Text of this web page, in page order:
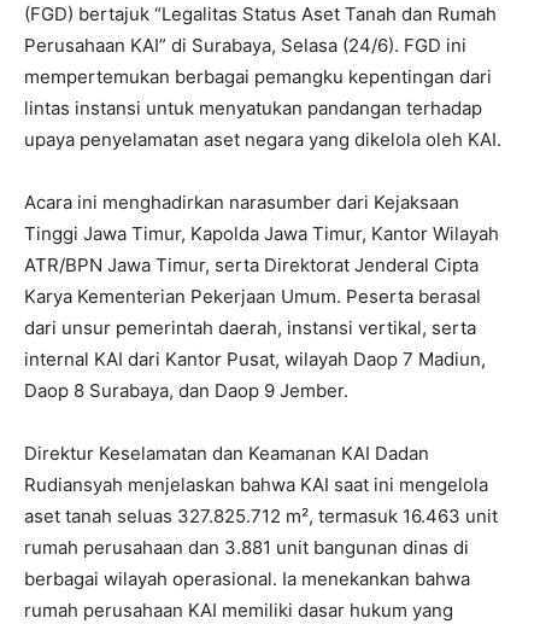
(FGD) bertajuk “Legalitas Status Aset Tanah dan Rumah
Perusahaan KAI” di Surabaya, Selasa (24/6). FGD ini
mempertemukan berbagai pemangku kepentingan dari
lintas instansi untuk menyatukan pandangan terhadap
upaya penyelamatan aset negara yang dikelola oleh KAI.
Acara ini menghadirkan narasumber dari Kejaksaan
Tinggi Jawa Timur, Kapolda Jawa Timur, Kantor Wilayah
ATR/BPN Jawa Timur, serta Direktorat Jenderal Cipta
Karya Kementerian Pekerjaan Umum. Peserta berasal
dari unsur pemerintah daerah, instansi vertikal, serta
internal KAI dari Kantor Pusat, wilayah Daop 7 Madiun,
Daop 8 Surabaya, dan Daop 9 Jember.
Direktur Keselamatan dan Keamanan KAI Dadan
Rudiansyah menjelaskan bahwa KAI saat ini mengelola
aset tanah seluas 327.825.712 m², termasuk 16.463 unit
rumah perusahaan dan 3.881 unit bangunan dinas di
berbagai wilayah operasional. Ia menekankan bahwa
rumah perusahaan KAI memiliki dasar hukum yang